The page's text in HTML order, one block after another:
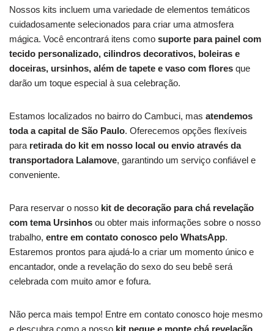
Nossos kits incluem uma variedade de elementos temáticos
cuidadosamente selecionados para criar uma atmosfera
mágica. Você encontrará itens como suporte para painel com
tecido personalizado, cilindros decorativos, boleiras e
doceiras, ursinhos, além de tapete e vaso com flores que
darão um toque especial à sua celebração.
Estamos localizados no bairro do Cambuci, mas atendemos
toda a capital de São Paulo. Oferecemos opções flexíveis
para retirada do kit em nosso local ou envio através da
transportadora Lalamove, garantindo um serviço confiável e
conveniente.
Para reservar o nosso kit de decoração para chá revelação
com tema Ursinhos ou obter mais informações sobre o nosso
trabalho, entre em contato conosco pelo WhatsApp.
Estaremos prontos para ajudá-lo a criar um momento único e
encantador, onde a revelação do sexo do seu bebê será
celebrada com muito amor e fofura.
Não perca mais tempo! Entre em contato conosco hoje mesmo
e descubra como a nosso kit pegue e monte chá revelação